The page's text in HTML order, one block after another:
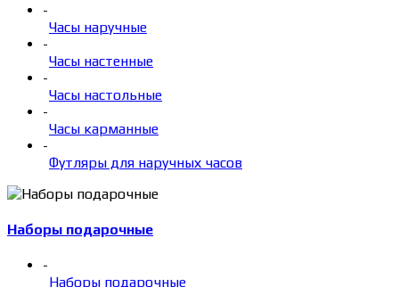
-
Часы наручные
-
Часы настенные
-
Часы настольные
-
Часы карманные
-
Футляры для наручных часов
Наборы подарочные
-
Наборы подарочные